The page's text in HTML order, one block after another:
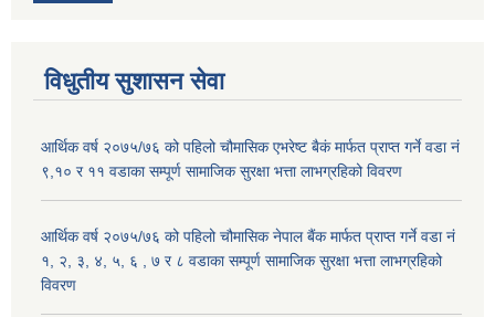
विधुतीय सुशासन सेवा
आर्थिक वर्ष २०७५/७६ को पहिलो चौमासिक एभरेष्ट बैकं मार्फत प्राप्त गर्ने वडा नं
९,१० र ११ वडाका सम्पूर्ण सामाजिक सुरक्षा भत्ता लाभग्रहिको विवरण
आर्थिक वर्ष २०७५/७६ को पहिलो चौमासिक नेपाल बैंक मार्फत प्राप्त गर्ने वडा नं
१, २, ३, ४, ५, ६ , ७ र ८ वडाका सम्पूर्ण सामाजिक सुरक्षा भत्ता लाभग्रहिको
विवरण